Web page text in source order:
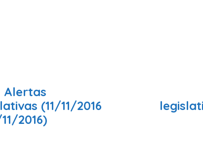
Alertas
(11/11/2016
2016)